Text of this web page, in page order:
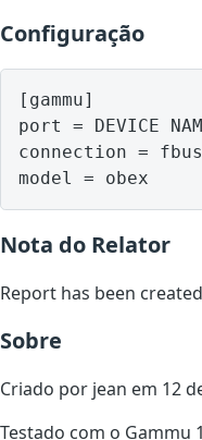
Configuração
[gammu]
port = DEVICE
connection = fbus
model = obex
Nota do Relator
Report has been
Sobre
Criado por jean em 12
Testado com o Gammu